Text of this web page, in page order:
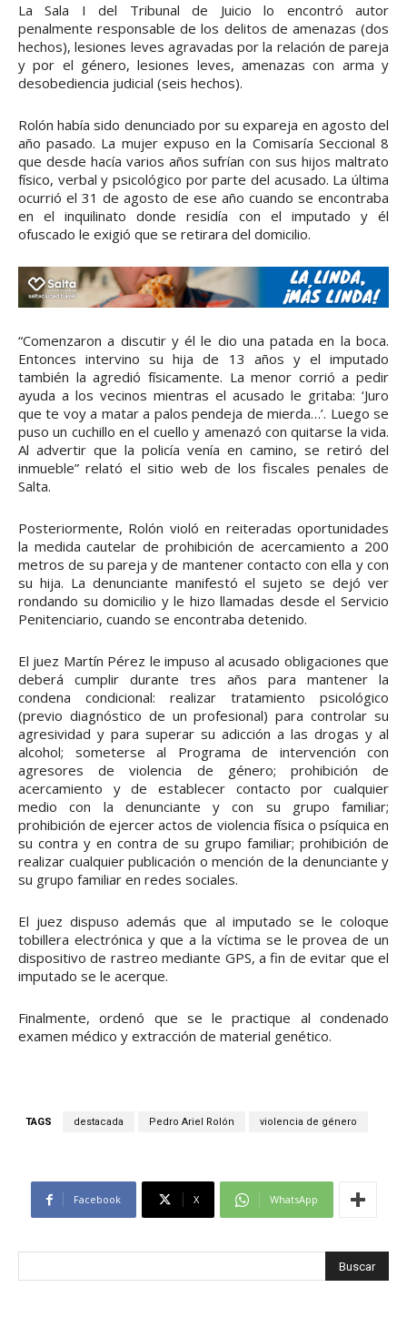
La Sala I del Tribunal de Juicio lo encontró autor
penalmente responsable de los delitos de amenazas (dos
hechos), lesiones leves agravadas por la relación de pareja
y por el género, lesiones leves, amenazas con arma y
desobediencia judicial (seis hechos).
Rolón había sido denunciado por su expareja en agosto del
año pasado. La mujer expuso en la Comisaría Seccional 8
que desde hacía varios años sufrían con sus hijos maltrato
físico, verbal y psicológico por parte del acusado. La última
ocurrió el 31 de agosto de ese año cuando se encontraba
en el inquilinato donde residía con el imputado y él
ofuscado le exigió que se retirara del domicilio.
“Comenzaron a discutir y él le dio una patada en la boca.
Entonces intervino su hija de 13 años y el imputado
también la agredió físicamente. La menor corrió a pedir
ayuda a los vecinos mientras el acusado le gritaba: ‘Juro
que te voy a matar a palos pendeja de mierda…’. Luego se
puso un cuchillo en el cuello y amenazó con quitarse la vida.
Al advertir que la policía venía en camino, se retiró del
inmueble” relató el sitio web de los fiscales penales de
Salta.
Posteriormente, Rolón violó en reiteradas oportunidades
la medida cautelar de prohibición de acercamiento a 200
metros de su pareja y de mantener contacto con ella y con
su hija. La denunciante manifestó el sujeto se dejó ver
rondando su domicilio y le hizo llamadas desde el Servicio
Penitenciario, cuando se encontraba detenido.
El juez Martín Pérez le impuso al acusado obligaciones que
deberá cumplir durante tres años para mantener la
condena condicional: realizar tratamiento psicológico
(previo diagnóstico de un profesional) para controlar su
agresividad y para superar su adicción a las drogas y al
alcohol; someterse al Programa de intervención con
agresores de violencia de género; prohibición de
acercamiento y de establecer contacto por cualquier
medio con la denunciante y con su grupo familiar;
prohibición de ejercer actos de violencia física o psíquica en
su contra y en contra de su grupo familiar; prohibición de
realizar cualquier publicación o mención de la denunciante y
su grupo familiar en redes sociales.
El juez dispuso además que al imputado se le coloque
tobillera electrónica y que a la víctima se le provea de un
dispositivo de rastreo mediante GPS, a fin de evitar que el
imputado se le acerque.
Finalmente, ordenó que se le practique al condenado
examen médico y extracción de material genético.
TAGS destacada Pedro Ariel Rolón violencia de género
Facebook X WhatsApp